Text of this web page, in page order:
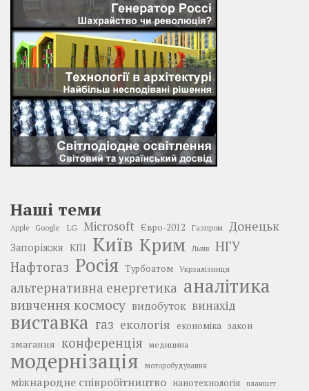
Наші теми
Apple Google LG Microsoft Євро-2012 Газпром Донецьк
Запоріжжя КПІ Київ Крим Львів
НГУ
Нафтогаз Росія Турбоатом Укрзалізниця
альтернативна енергетика аналітика
вивчення космосу видобуток винахід
виставка газ екологія економіка закон
змагання конференція медицина
модернізація моторобудування
міжнародне співробітництво нанотехнологія планшет